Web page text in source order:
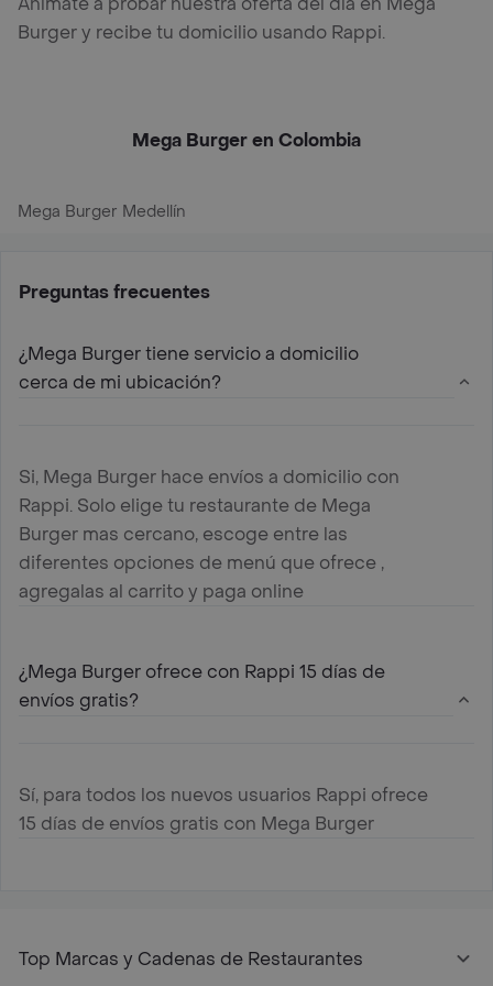
Burger y recibe tu domicilio usando Rappi.
Mega Burger en Colombia
Mega Burger Medellín
Preguntas frecuentes
¿Mega Burger tiene servicio a domicilio
cerca de mi ubicación?
Si, Mega Burger hace envíos a domicilio con
Rappi. Solo elige tu restaurante de Mega
Burger mas cercano, escoge entre las
diferentes opciones de menú que ofrece ,
agregalas al carrito y paga online
¿Mega Burger ofrece con Rappi 15 días de
envíos gratis?
Sí, para todos los nuevos usuarios Rappi ofrece
15 días de envíos gratis con Mega Burger
Top Marcas y Cadenas de Restaurantes